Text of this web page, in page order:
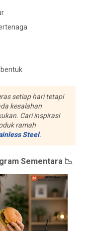
setiap hari tetapi
kesalahan
Cari inspirasi
ramah
Steel.
Sementara 📉